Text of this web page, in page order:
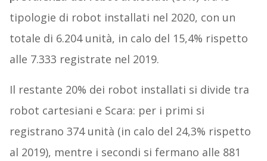
tipologie di robot installati nel 2020, con un
totale di 6.204 unità, in calo del 15,4% rispetto
alle 7.333 registrate nel 2019.
Il restante 20% dei robot installati si divide tra
robot cartesiani e Scara: per i primi si
registrano 374 unità (in calo del 24,3% rispetto
al 2019), mentre i secondi si fermano alle 881